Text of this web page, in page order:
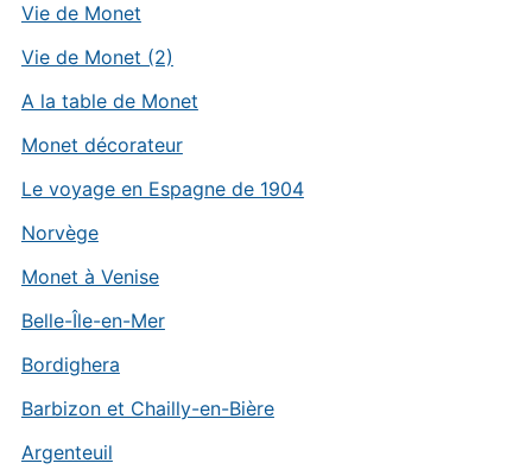
Vie de Monet
Vie de Monet (2)
A la table de Monet
Monet décorateur
Le voyage en Espagne de 1904
Norvège
Monet à Venise
Belle-Île-en-Mer
Bordighera
Barbizon et Chailly-en-Bière
Argenteuil